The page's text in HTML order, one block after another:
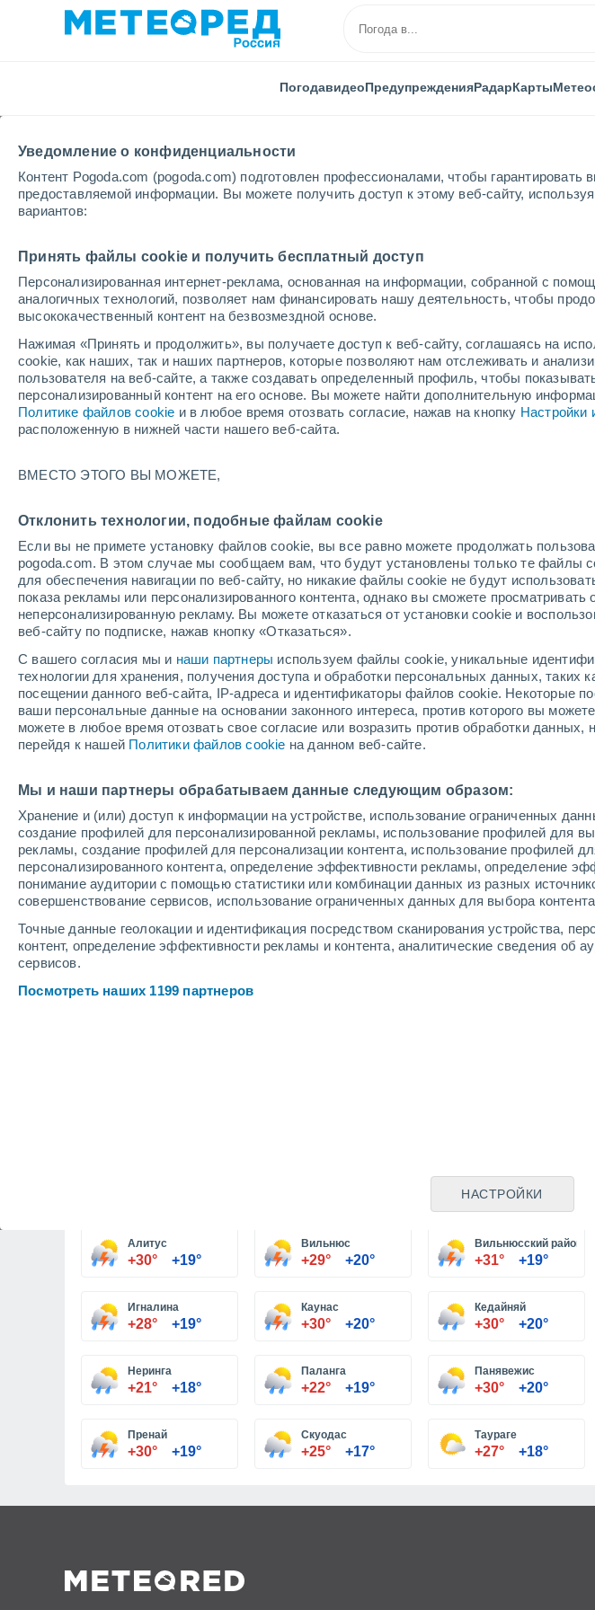
Уведомление о конфиденциальности
Контент Pogoda.com (pogoda.com) подготовлен профессионалами, чтобы гарантировать
предоставляемой информации. Вы можете получить доступ к этому веб-сайту,
вариантов:
Принять файлы cookie и получить бесплатный доступ
Персонализированная интернет-реклама, основанная на информации, собранной с
аналогичных технологий, позволяет нам финансировать нашу деятельность, чтобы
высококачественный контент на безвозмездной основе.
Нажимая «Принять и продолжить», вы получаете доступ к веб-сайту, соглашаясь на
cookie, как наших, так и наших партнеров, которые позволяют нам отслеживать и
пользователя на веб-сайте, а также создавать определенный профиль, чтобы
персонализированный контент на его основе. Вы можете найти дополнительную
Политике файлов cookie и в любое время отозвать согласие, нажав на кнопку Настройки
расположенную в нижней части нашего веб-сайта.
ВМЕСТО ЭТОГО ВЫ МОЖЕТЕ,
Отклонить технологии, подобные файлам cookie
Если вы не примете установку файлов cookie, вы все равно можете продолжать
pogoda.com. В этом случае мы сообщаем вам, что будут установлены только те файлы
для обеспечения навигации по веб-сайту, но никакие файлы cookie не будут
показа рекламы или персонализированного контента, однако вы сможете
неперсонализированную рекламу. Вы можете отказаться от установки cookie и
веб-сайту по подписке, нажав кнопку «Отказаться».
С вашего согласия мы и наши партнеры используем файлы cookie, уникальные
технологии для хранения, получения доступа и обработки персональных данных, таких
посещении данного веб-сайта, IP-адреса и идентификаторы файлов cookie. Некоторые
ваши персональные данные на основании законного интереса, против которого вы
можете в любое время отозвать свое согласие или возразить против обработки данных,
перейдя к нашей Политики файлов cookie на данном веб-сайте.
Мы и наши партнеры обрабатываем данные следующим образом:
Хранение и (или) доступ к информации на устройстве, использование ограниченных
создание профилей для персонализированной рекламы, использование профилей для
рекламы, создание профилей для персонализации контента, использование профилей
персонализированного контента, определение эффективности рекламы, определение
понимание аудитории с помощью статистики или комбинации данных из разных
совершенствование сервисов, использование ограниченных данных для выбора
Точные данные геолокации и идентификация посредством сканирования устройства,
контент, определение эффективности рекламы и контента, аналитические сведения об
сервисов.
Посмотреть наших 1199 партнеров
НАСТРОЙКИ
ПогодавидеоПредупрежденияРадарКарты
Погода в Литве
cегодня, 6 августа Весь день символ
+20°
Каунас
+29°
+20°
Вильнюс
Акмяне
+19°
Аникщяй
Друскининкай
+29°
+20°
Электренай
+24°
+19°
Клайпеда
+29°
+20°
Мариямполе
+28°
Расейняй
+26°
+17°
Ретавас
Rokidkis
+27°
+18°
Таураге
Утяна
Leaflet |
Уезды Литва
Алитус
+30° +19°
Вильнюс
+29° +20°
Вильнюсский район
+31° +19°
Игналина
+28° +19°
Каунас
+30° +20°
Кедайняй
+30° +20°
Неринга
+21° +18°
Паланга
+22° +19°
Панявежис
+30° +20°
Пренай
+30° +19°
Скуодас
+25° +17°
Таураге
+27° +18°